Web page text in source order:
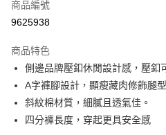
超商取貨付款
Apple Pay
街口支付
悠遊付
商品編號
9625938
商品特色
側邊品牌壓釦休閒設計感，壓釦
A字褲腳設計，顯瘦藏肉修飾腿型
斜紋棉材質，細膩且透氣佳。
四分褲長度，穿起更具安全感